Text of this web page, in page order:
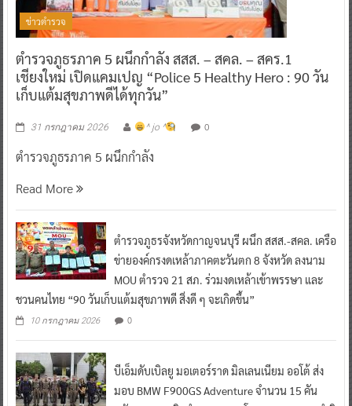
ข่าวตำรวจ
ตำรวจภูธรภาค 5 ผนึกกำลัง สสส. – สคล. – สคร.1
เชียงใหม่ เปิดแคมเปญ “Police 5 Healthy Hero : 90 วัน
เก็บแต้มสุขภาพดีได้ทุกวัน”
31 กรกฎาคม 2026 ^ jo ^ 0
ตำรวจภูธรภาค 5 ผนึกกำลัง
Read More
ตำรวจภูธรจังหวัดกาญจนบุรี ผนึก สสส.-สคล. เครือ
ข่ายองค์กรงดเหล้าภาคตะวันตก 8 จังหวัด ลงนาม
MOU ตำรวจ 21 สภ. ร่วมงดเหล้าเข้าพรรษา และ
ชวนคนไทย “90 วันเก็บแต้มสุขภาพดี สิ่งดี ๆ จะเกิดขึ้น”
10 กรกฎาคม 2026 0
บีเอ็มดับเบิลยู มอเตอร์ราด มิลเลนเนียม ออโต้ ส่ง
มอบ BMW F900GS Adventure จำนวน 15 คัน